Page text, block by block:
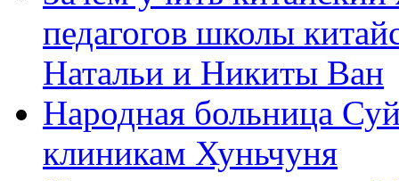
педагогов школы
Натальи и Никиты Ван
Народная больница
клиникам Хуньчуня